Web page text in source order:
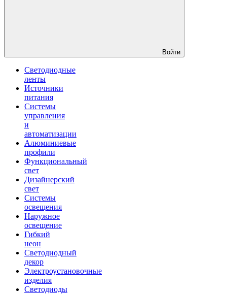
Войти
Светодиодные
ленты
Источники
питания
Системы
управления
и
автоматизации
Алюминиевые
профили
Функциональный
свет
Дизайнерский
свет
Системы
освещения
Наружное
освещение
Гибкий
неон
Светодиодный
декор
Электроустановочные
изделия
Светодиоды